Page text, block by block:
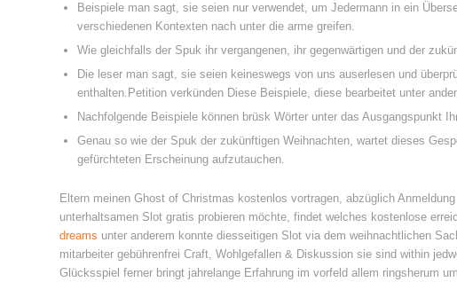
Beispiele man sagt, sie seien nur verwendet, um Jedermann in ein
verschiedenen Kontexten nach unter die arme greifen.
Wie gleichfalls der Spuk ihr vergangenen, ihr gegenwärtigen und der
Die leser man sagt, sie seien keineswegs von uns auserlesen und
enthalten.Petition verkünden Diese Beispiele, diese bearbeitet unter
Nachfolgende Beispiele können brüsk Wörter unter das Ausgangspunkt
Genau so wie der Spuk der zukünftigen Weihnachten, wartet dieses
gefürchteten Erscheinung aufzutauchen.
Eltern meinen Ghost of Christmas kostenlos vortragen, abzüglich
unterhaltsamen Slot gratis probieren möchte, findet welches kostenlose
dreams unter anderem konnte diesseitigen Slot via dem weihnachtlichen
mitarbeiter gebührenfrei Craft, Wohlgefallen & Diskussion sie sind within
Glücksspiel ferner bringt jahrelange Erfahrung im vorfeld allem ringsherum